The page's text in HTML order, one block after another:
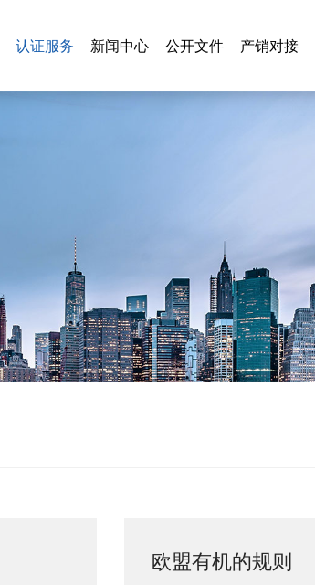
认证服务 新闻中心 公开文件 产销对接
欧盟有机的规则